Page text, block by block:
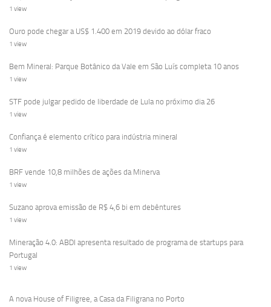
1 view
Ouro pode chegar a US$ 1.400 em 2019 devido ao dólar fraco
1 view
Bem Mineral: Parque Botânico da Vale em São Luís completa 10 anos
1 view
STF pode julgar pedido de liberdade de Lula no próximo dia 26
1 view
Confiança é elemento crítico para indústria mineral
1 view
BRF vende 10,8 milhões de ações da Minerva
1 view
Suzano aprova emissão de R$ 4,6 bi em debêntures
1 view
Mineração 4.0: ABDI apresenta resultado de programa de startups para
Portugal
1 view
A nova House of Filigree, a Casa da Filigrana no Porto